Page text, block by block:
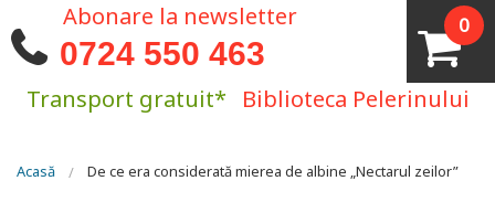
0
Abonare la newsletter
0724 550 463
Transport gratuit* Biblioteca Pelerinului
Eşti aici
Acasă De ce era considerată mierea de albine „Nectarul zeilor”